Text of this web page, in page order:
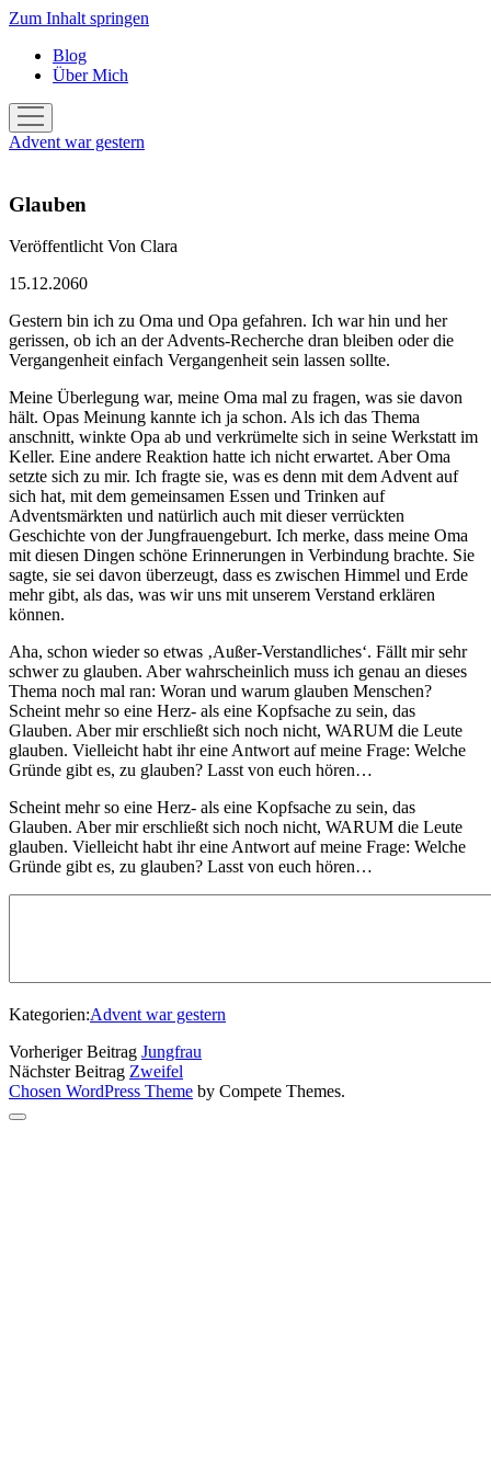
Zum Inhalt springen
Blog
Über Mich
Menü
öffnen
Advent war gestern
Glauben
VeröffentlichtVon Clara
15.12.2060
Gestern bin ich zu Oma und Opa gefahren. Ich war hin und her
gerissen, ob ich an der Advents-Recherche dran bleiben oder die
Vergangenheit einfach Vergangenheit sein lassen sollte.
Meine Überlegung war, meine Oma mal zu fragen, was sie davon
hält. Opas Meinung kannte ich ja schon. Als ich das Thema
anschnitt, winkte Opa ab und verkrümelte sich in seine Werkstatt im
Keller. Eine andere Reaktion hatte ich nicht erwartet. Aber Oma
setzte sich zu mir. Ich fragte sie, was es denn mit dem Advent auf
sich hat, mit dem gemeinsamen Essen und Trinken auf
Adventsmärkten und natürlich auch mit dieser verrückten
Geschichte von der Jungfrauengeburt. Ich merke, dass meine Oma
mit diesen Dingen schöne Erinnerungen in Verbindung brachte. Sie
sagte, sie sei davon überzeugt, dass es zwischen Himmel und Erde
mehr gibt, als das, was wir uns mit unserem Verstand erklären
können.
Aha, schon wieder so etwas ‚Außer-Verstandliches‘. Fällt mir sehr
schwer zu glauben. Aber wahrscheinlich muss ich genau an dieses
Thema noch mal ran: Woran und warum glauben Menschen?
Scheint mehr so eine Herz- als eine Kopfsache zu sein, das
Glauben. Aber mir erschließt sich noch nicht, WARUM die Leute
glauben. Vielleicht habt ihr eine Antwort auf meine Frage: Welche
Gründe gibt es, zu glauben? Lasst von euch hören…
Scheint mehr so eine Herz- als eine Kopfsache zu sein, das
Glauben. Aber mir erschließt sich noch nicht, WARUM die Leute
glauben. Vielleicht habt ihr eine Antwort auf meine Frage: Welche
Gründe gibt es, zu glauben? Lasst von euch hören…
Kategorien:Advent war gestern
Vorheriger Beitrag Jungfrau
Nächster Beitrag Zweifel
Chosen WordPress Theme by Compete Themes.
Nach